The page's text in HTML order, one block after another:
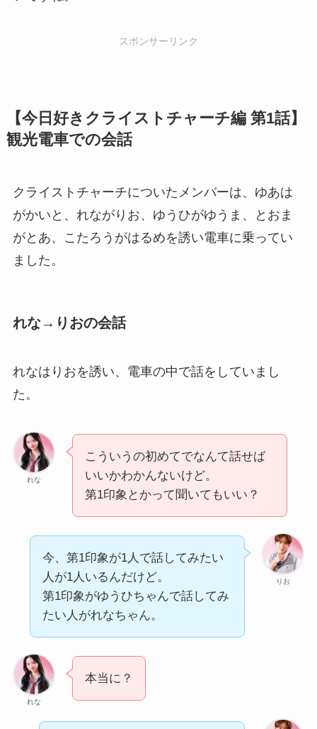
スポンサーリンク
【今日好きクライストチャーチ編 第1話】
観光電車での会話
クライストチャーチについたメンバーは、ゆあは
がかいと、れながりお、ゆうひがゆうま、とおま
がとあ、こたろうがはるめを誘い電車に乗ってい
ました。
れな→りおの会話
れなはりおを誘い、電車の中で話をしていまし
た。
れな
こういうの初めてでなんて話せば
いいかわかんないけど。
第1印象とかって聞いてもいい？
りお
今、第1印象が1人で話してみたい
人が1人いるんだけど。
第1印象がゆうひちゃんで話してみ
たい人がれなちゃん。
れな
本当に？